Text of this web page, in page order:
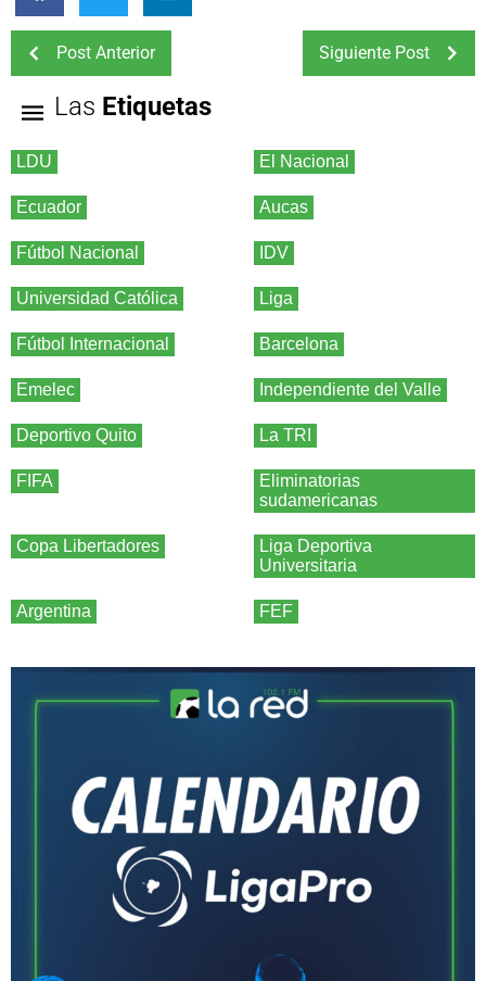
Post Anterior Siguiente Post
Las Etiquetas
LDU El Nacional
Ecuador Aucas
Fútbol Nacional IDV
Universidad Católica Liga
Fútbol Internacional Barcelona
Emelec Independiente del Valle
Deportivo Quito La TRI
FIFA
Eliminatorias
sudamericanas
Copa Libertadores
Liga Deportiva
Universitaria
Argentina FEF